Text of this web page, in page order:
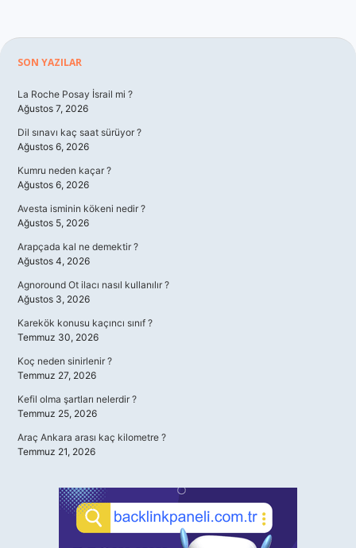
Sidebar
SON YAZILAR
La Roche Posay İsrail mi ?
Ağustos 7, 2026
Dil sınavı kaç saat sürüyor ?
Ağustos 6, 2026
Kumru neden kaçar ?
Ağustos 6, 2026
Avesta isminin kökeni nedir ?
Ağustos 5, 2026
Arapçada kal ne demektir ?
Ağustos 4, 2026
Agnoround Ot ilacı nasıl kullanılır ?
Ağustos 3, 2026
Karekök konusu kaçıncı sınıf ?
Temmuz 30, 2026
Koç neden sinirlenir ?
Temmuz 27, 2026
Kefil olma şartları nelerdir ?
Temmuz 25, 2026
Araç Ankara arası kaç kilometre ?
Temmuz 21, 2026